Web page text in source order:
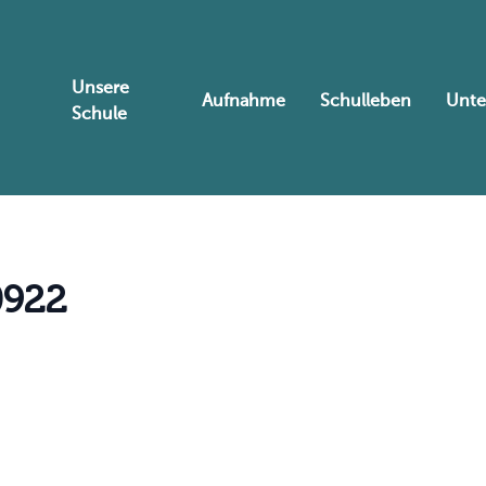
Unsere
Schule
Aufnahme Schulleben
922